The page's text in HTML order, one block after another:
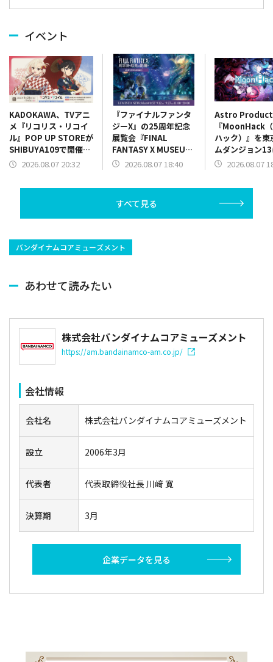
イベント
KADOKAWA、TVアニ
メ『リコリス・リコイ
ル』POP UP STOREが
SHIBUYA109で開催決
定 2026.08.07 20:32
『ファイナルファンタ
ジーX』の25周年記念
展覧会『FINAL
FANTASY X MUSEUM-
幻光の記憶-』チケット
2026.08.07 18:40
Astro
『MoonHack
ハック）』を東
ムダンジョン
展！リズムアク
2026.08.07
すべて見る
バンダイナムコアミューズメント
あわせて読みたい
株式会社バンダイナムコアミューズメント
https://am.bandainamco-am.co.jp/
会社情報
会社名 株式会社バンダイナムコアミューズメント
設立 2006年3月
代表者 代表取締役社長 川﨑 寛
決算期 3月
企業データを見る